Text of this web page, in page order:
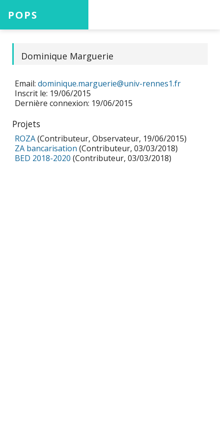
POPS
Projets
Dominique Marguerie
Email: dominique.marguerie@univ-rennes1.fr
Inscrit le: 19/06/2015
Dernière connexion: 19/06/2015
Projets
ROZA(Contributeur, Observateur, 19/06/2015)
ZA bancarisation (Contributeur, 03/03/2018)
BED 2018-2020 (Contributeur, 03/03/2018)